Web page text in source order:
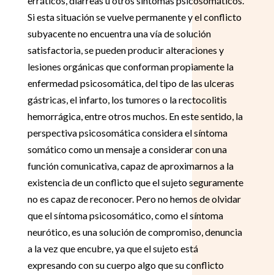
Si esta situación se vuelve permanente y el conflicto
subyacente no encuentra una vía de solución
satisfactoria, se pueden producir alteraciones y
lesiones orgánicas que conforman propiamente la
enfermedad psicosomática, del tipo de las ulceras
gástricas, el infarto, los tumores o la rectocolitis
hemorrágica, entre otros muchos. En este sentido, la
perspectiva psicosomática considera el síntoma
somático como un mensaje a considerar con una
función comunicativa, capaz de aproximarnos a la
existencia de un conflicto que el sujeto seguramente
no es capaz de reconocer. Pero no hemos de olvidar
que el síntoma psicosomático, como el síntoma
neurótico, es una solución de compromiso, denuncia
a la vez que encubre, ya que el sujeto está
expresando con su cuerpo algo que su conflicto